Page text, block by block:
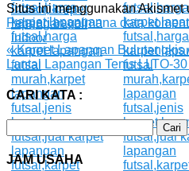
Situs ini menggunakan Akismet
Pelajari bagaimana data
«Karpet Lapangan Bulutangkis
Lantai Lapangan Tenis LLTO-30
CARI KATA :
untuk:
JAM USAHA